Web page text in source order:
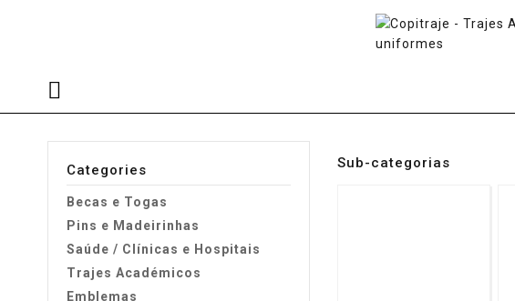
Categories
Becas e Togas
Pins e Madeirinhas
Saúde / Clínicas e Hospitais
Trajes Académicos
Emblemas
Sub-categorias